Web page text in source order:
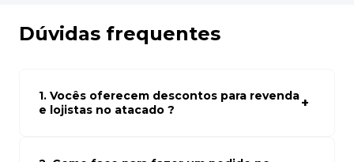
Dúvidas frequentes
1. Vocês oferecem descontos para revenda
e lojistas no atacado ?